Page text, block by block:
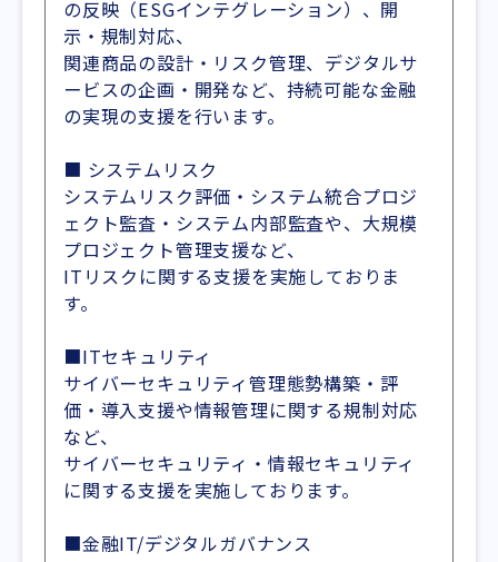
の反映（ESGインテグレーション）、開
示・規制対応、
関連商品の設計・リスク管理、デジタルサ
ービスの企画・開発など、持続可能な金融
の実現の支援を行います。
■ システムリスク
システムリスク評価・システム統合プロジ
ェクト監査・システム内部監査や、大規模
プロジェクト管理支援など、
ITリスクに関する支援を実施しておりま
す。
■ITセキュリティ
サイバーセキュリティ管理態勢構築・評
価・導入支援や情報管理に関する規制対応
など、
サイバーセキュリティ・情報セキュリティ
に関する支援を実施しております。
■金融IT/デジタルガバナンス